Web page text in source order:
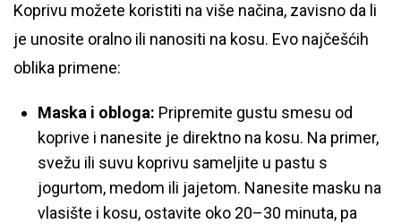
Koprivu možete koristiti na više načina, zavisno da li
je unosite oralno ili nanositi na kosu. Evo najčešćih
oblika primene:
Maska i obloga: Pripremite gustu smesu od
koprive i nanesite je direktno na kosu. Na primer,
svežu ili suvu koprivu sameljite u pastu s
jogurtom, medom ili jajetom. Nanesite masku na
vlasište i kosu, ostavite oko 20–30 minuta, pa